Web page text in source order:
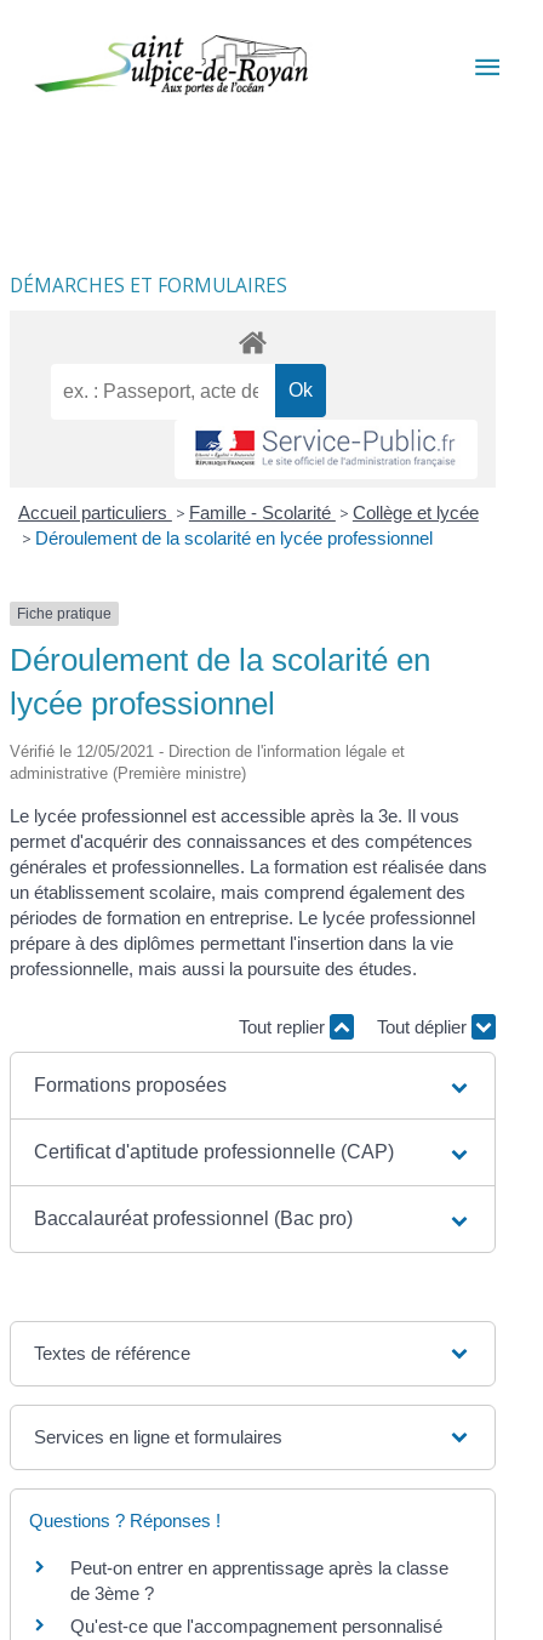
DÉMARCHES ET FORMULAIRES
Accueil particuliers > Famille - Scolarité > Collège et lycée
> Déroulement de la scolarité en lycée professionnel
Fiche pratique
Déroulement de la scolarité en
lycée professionnel
Vérifié le 12/05/2021 - Direction de l'information légale et
administrative (Première ministre)
Le lycée professionnel est accessible après la 3e. Il vous
permet d'acquérir des connaissances et des compétences
générales et professionnelles. La formation est réalisée dans
un établissement scolaire, mais comprend également des
périodes de formation en entreprise. Le lycée professionnel
prépare à des diplômes permettant l'insertion dans la vie
professionnelle, mais aussi la poursuite des études.
Tout replier Tout déplier
Formations proposées
Certificat d'aptitude professionnelle (CAP)
Baccalauréat professionnel (Bac pro)
Textes de référence
Services en ligne et formulaires
Questions ? Réponses !
Peut-on entrer en apprentissage après la classe
de 3ème ?
Qu'est-ce que l'accompagnement personnalisé